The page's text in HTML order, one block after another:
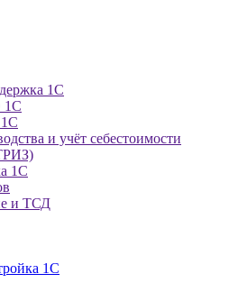
1С
1С
и учёт себестоимости
1С
и ТСД
1С